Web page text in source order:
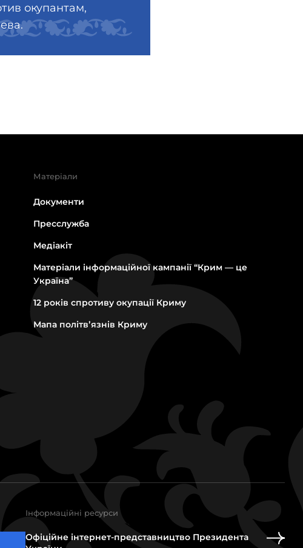
окупантам,
Матеріали
Документи
Пресслужба
Медіакіт
Матеріали інформаційної кампанії “Крим — це
Україна”
12 років спротиву окупації Криму
Мапа політвʼязнів Криму
Інформаційні ресурси
Офіційне інтернет-представництво Президента